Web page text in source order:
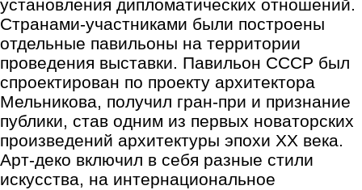
установления дипломатических отношений.
Странами-участниками были построены
отдельные павильоны на территории
проведения выставки. Павильон СССР был
спроектирован по проекту архитектора
Мельникова, получил гран-при и признание
публики, став одним из первых новаторских
произведений архитектуры эпохи XX века.
Арт-деко включил в себя разные стили
искусства, на интернациональное